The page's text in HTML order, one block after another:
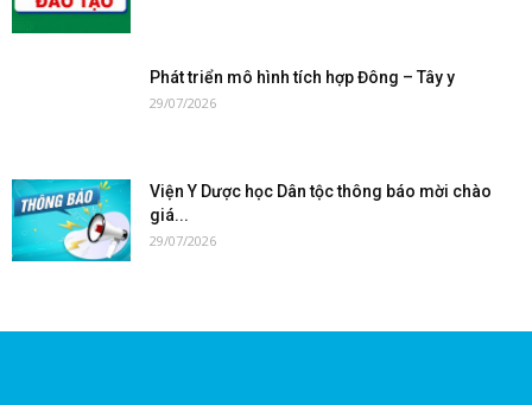
Phát triển mô hình tích hợp Đông – Tây y
29/07/2026
Viện Y Dược học Dân tộc thông báo mời chào
giá...
29/07/2026